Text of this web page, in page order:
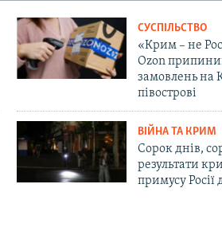
СУСПІЛЬСТВО
«Крим – не
Ozon
замовлень на
півострові
ВІЙНА ТА КРИМ
Сорок днів,
результати
примусу Росії